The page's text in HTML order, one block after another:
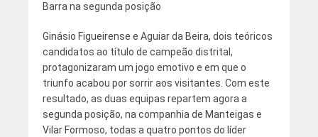
Barra na segunda posição
Ginásio Figueirense e Aguiar da Beira, dois teóricos
candidatos ao título de campeão distrital,
protagonizaram um jogo emotivo e em que o
triunfo acabou por sorrir aos visitantes. Com este
resultado, as duas equipas repartem agora a
segunda posição, na companhia de Manteigas e
Vilar Formoso, todas a quatro pontos do líder